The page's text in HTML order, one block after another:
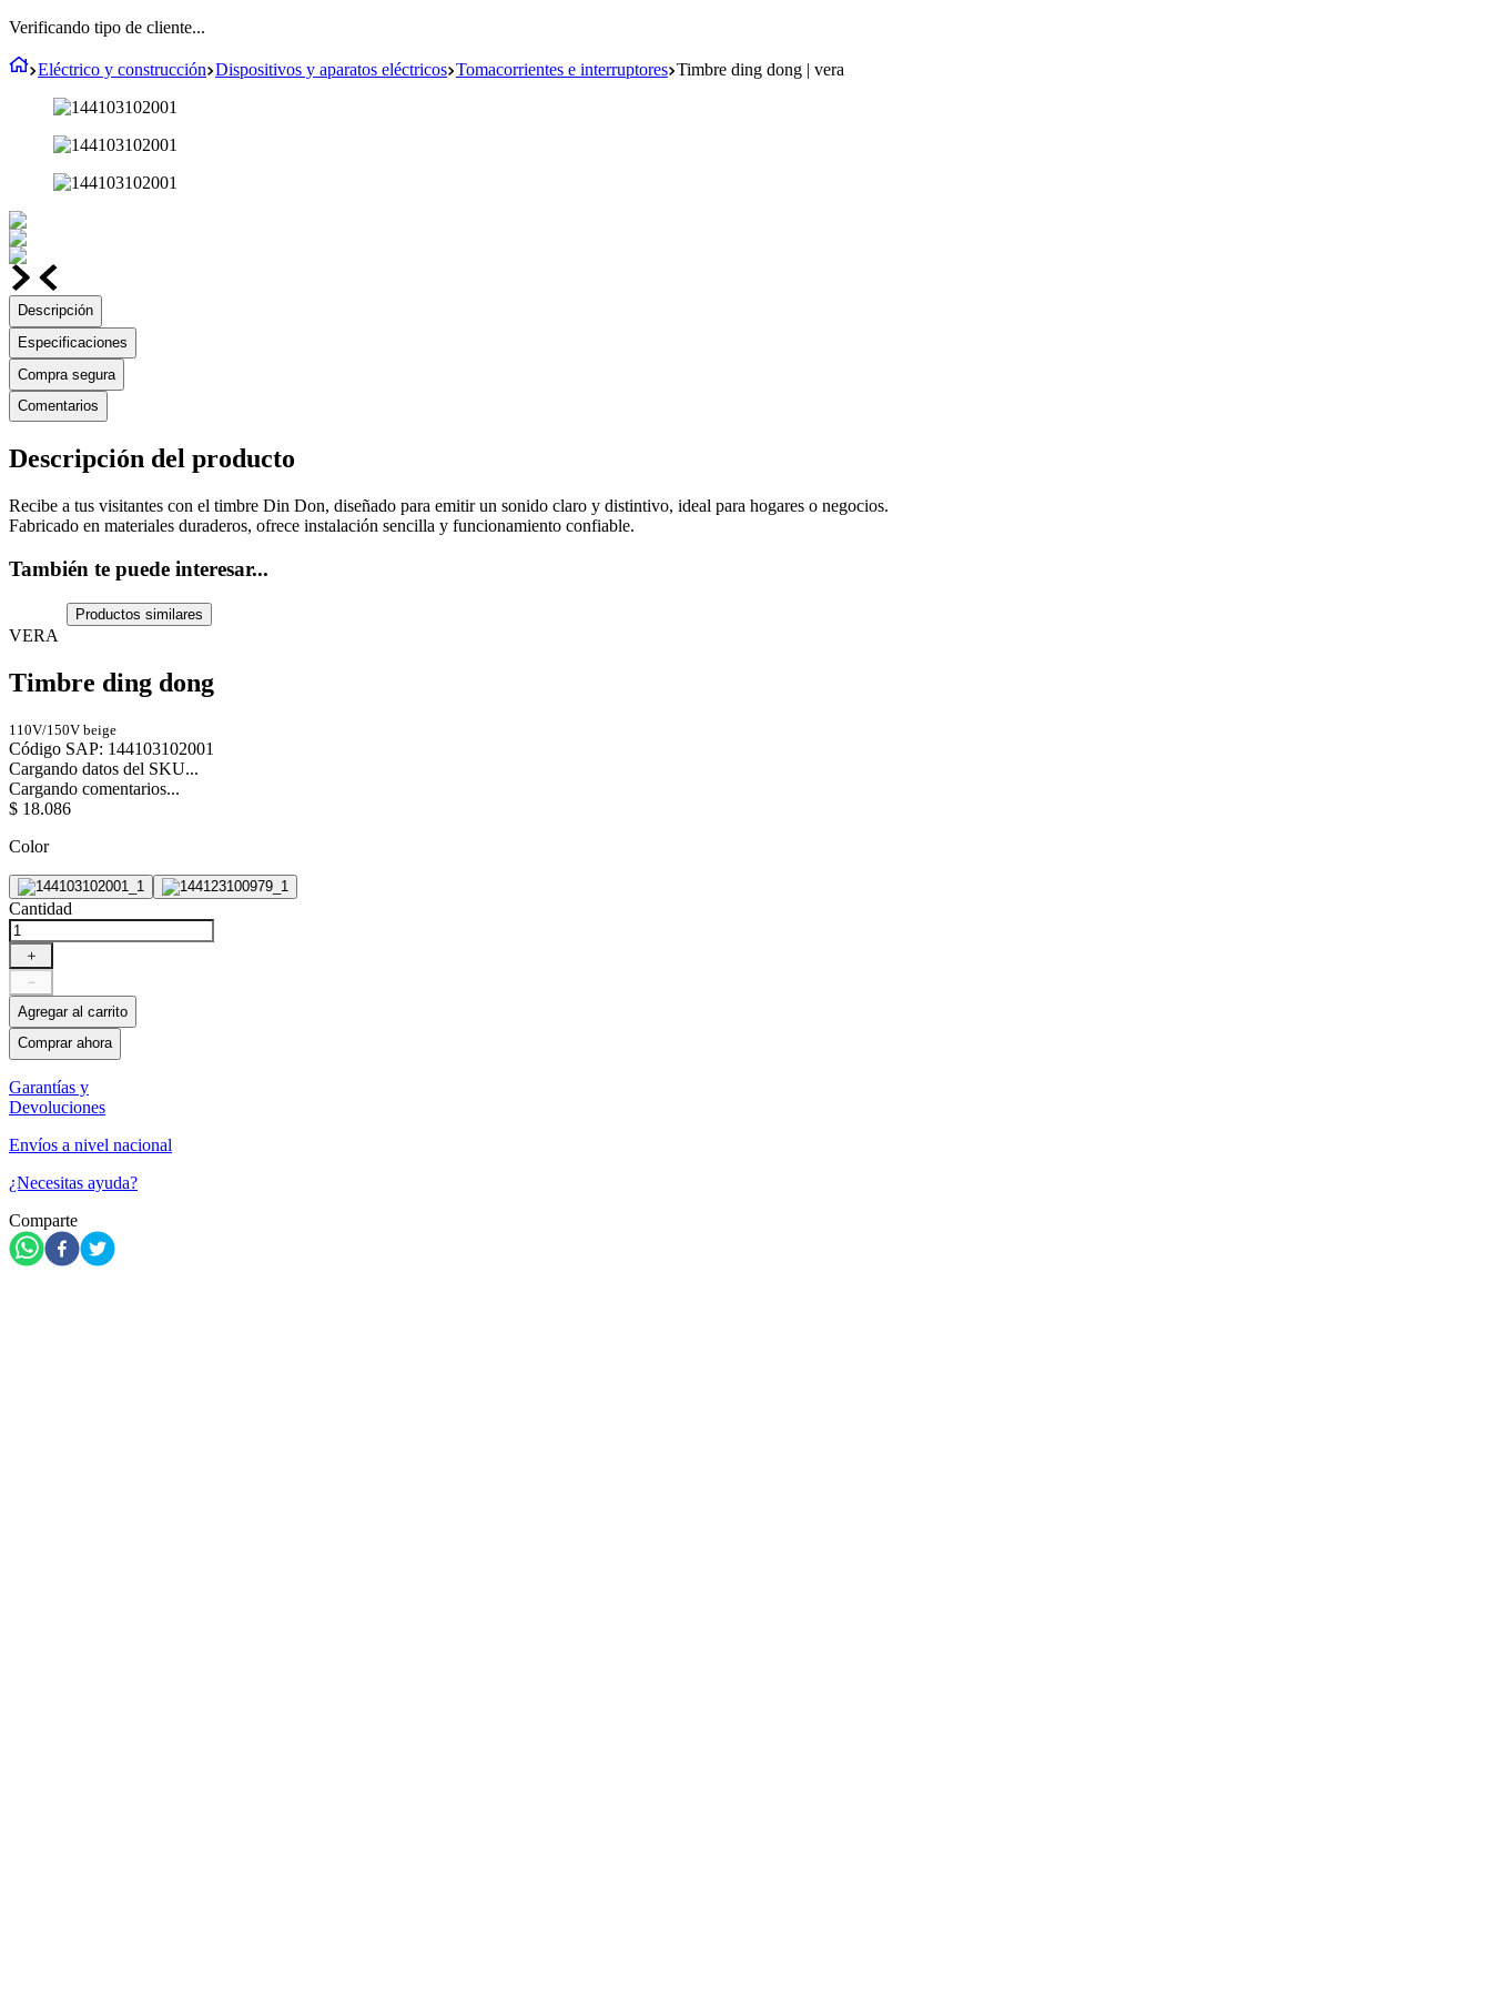
Verificando tipo de cliente...
Eléctrico y construcción Dispositivos y aparatos eléctricos Tomacorrientes e interruptores Timbre ding dong | vera
Descripción
Especificaciones
Compra segura
Comentarios
Descripción del producto
Recibe a tus visitantes con el timbre Din Don, diseñado para emitir un sonido claro y distintivo, ideal para hogares o negocios.
Fabricado en materiales duraderos, ofrece instalación sencilla y funcionamiento confiable.
También te puede interesar...
Productos similares
VERA
Timbre ding dong
110V/150V beige
Código SAP: 144103102001
Cargando datos del SKU...
Cargando comentarios...
$ 18.086
Color
Cantidad
＋
－
Agregar al carrito
Comprar ahora
Garantías y
Devoluciones
Envíos a nivel nacional
¿Necesitas ayuda?
Comparte